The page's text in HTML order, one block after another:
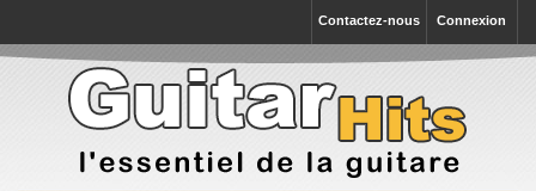
Connexion
Contactez-nous